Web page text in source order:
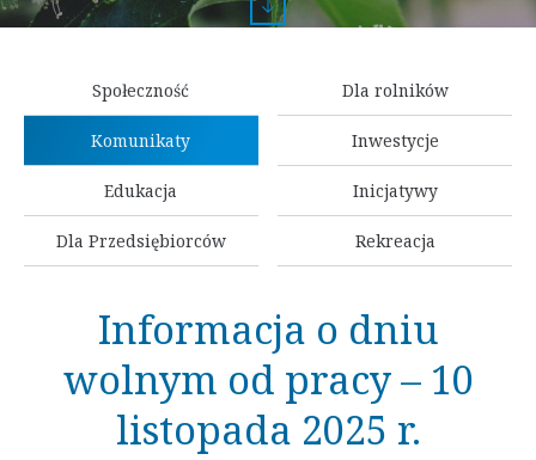
Społeczność Dla rolników
Komunikaty Inwestycje
Edukacja Inicjatywy
Dla Przedsiębiorców Rekreacja
Informacja o dniu
wolnym od pracy – 10
listopada 2025 r.